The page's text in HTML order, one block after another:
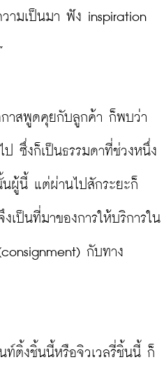
ามเป็นมา ฟัง inspiration
าสพูดคุยกับลูกค้า ก็พบว่า
ซึ่งก็เป็นธรรมดาที่ช่วงหนึ่ง
ผู้นี้ แต่ผ่านไปสักระยะก็
เป็นที่มาของการให้บริการใน
กับทาง
ท์ติ้งชิ้นนี้หรือจิวเวลรี่ชิ้นนี้ ก็